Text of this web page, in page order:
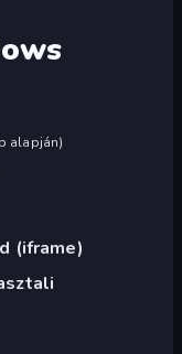
alapján)
(iframe)